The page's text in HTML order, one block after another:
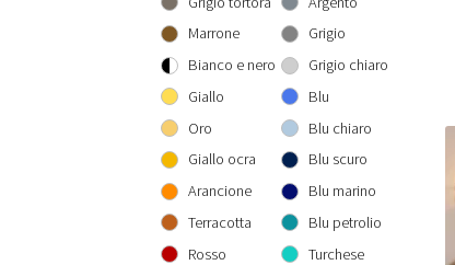
Rotondo 300 cm
300x300 cm
160x230 cm
200x290 cm
240x340 cm
Marrone
Bianco e nero
Giallo
Oro
Giallo ocra
Arancione
Terracotta
Rosso
Grigio
Grigio chiaro
Blu
Blu chiaro
Blu scuro
Blu marino
Blu petrolio
Turchese